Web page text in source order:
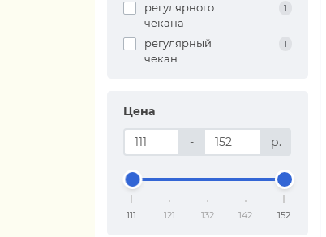
регулярного
чекана
1
регулярный
чекан
1
Цена
- р.
111 121 132 142 152